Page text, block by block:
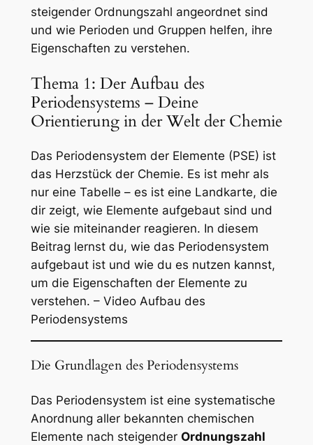
steigender Ordnungszahl angeordnet sind
und wie Perioden und Gruppen helfen, ihre
Eigenschaften zu verstehen.
Thema 1: Der Aufbau des
Periodensystems – Deine
Orientierung in der Welt der Chemie
Das Periodensystem der Elemente (PSE) ist
das Herzstück der Chemie. Es ist mehr als
nur eine Tabelle – es ist eine Landkarte, die
dir zeigt, wie Elemente aufgebaut sind und
wie sie miteinander reagieren. In diesem
Beitrag lernst du, wie das Periodensystem
aufgebaut ist und wie du es nutzen kannst,
um die Eigenschaften der Elemente zu
verstehen. – Video Aufbau des
Periodensystems
Die Grundlagen des Periodensystems
Das Periodensystem ist eine systematische
Anordnung aller bekannten chemischen
Elemente nach steigender Ordnungszahl